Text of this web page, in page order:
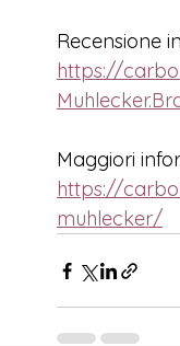
Recensione
https://
Maggiori
https://
muhlecker/